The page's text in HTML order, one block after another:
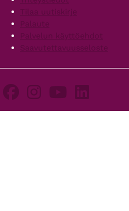
Tilaa uutiskirje
Palaute
Palvelun käyttöehdot
Saavutettavuusseloste